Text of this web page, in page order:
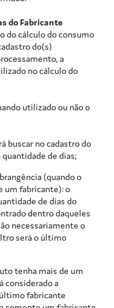
do Fabricante
do cálculo do consumo
do(s)
a
no cálculo do
utilizado ou não o
buscar no cadastro do
de dias;
(quando o
um fabricante): o
de dias do
dentro daqueles
necessariamente o
será o último
tenha mais de um
considerado a
fabricante